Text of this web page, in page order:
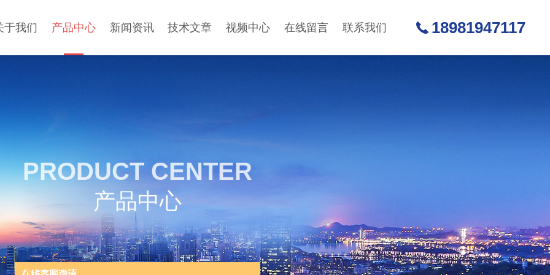
于我们 产品中心 新闻资讯 技术文章 视频中心 在线留言 联系我们 18981947117
PRODUCT CENTER
产品中心